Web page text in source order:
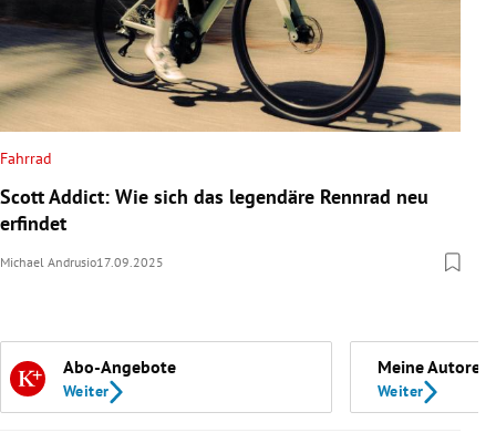
Fahrrad
Scott Addict: Wie sich das legendäre Rennrad neu
erfindet
Michael Andrusio17.09.2025
Abo-Angebote
Weiter
Meine Autoren
Weiter